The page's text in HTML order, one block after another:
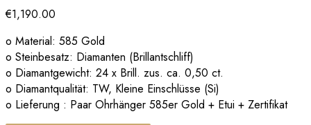
€1,190.00
o Material: 585 Gold
o Steinbesatz: Diamanten (Brillantschliff)
o Diamantgewicht: 24 x Brill. zus. ca. 0,50 ct.
o Diamantqualität: TW, Kleine Einschlüsse (Si)
o Lieferung : Paar Ohrhänger 585er Gold + Etui + Zertifikat